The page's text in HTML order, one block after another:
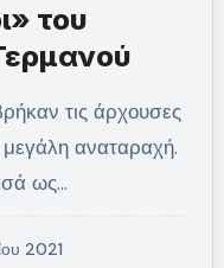
του
αναταραχή.
ως…
2021